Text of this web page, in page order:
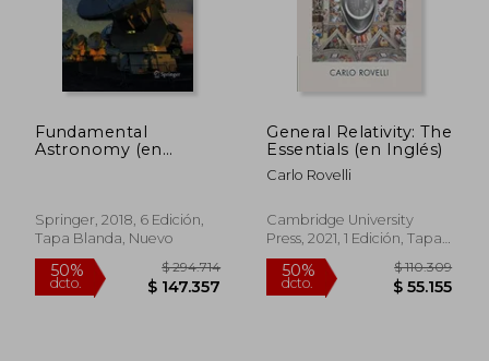
dcto. $ 58.919
50%
Fundamental
Astronomy (en
Springer, 2018, 6 Edición,
Tapa Blanda, Nuevo
General Relativity: The
Essentials (en Inglés)
Carlo Rovelli
Cambridge University
Press, 2021, 1 Edición, Tapa
Blanda, Nuevo